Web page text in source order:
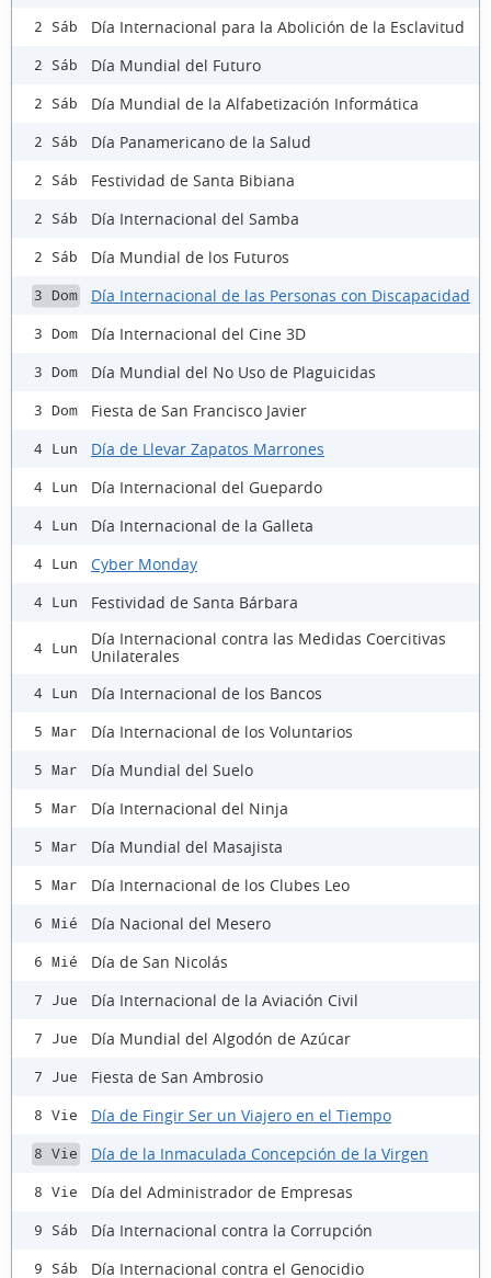
2 Sáb Día Internacional para la Abolición de la Esclavitud
2 Sáb Día Mundial del Futuro
2 Sáb Día Mundial de la Alfabetización Informática
2 Sáb Día Panamericano de la Salud
2 Sáb Festividad de Santa Bibiana
2 Sáb Día Internacional del Samba
2 Sáb Día Mundial de los Futuros
3 Dom Día Internacional de las Personas con Discapacidad
3 Dom Día Internacional del Cine 3D
3 Dom Día Mundial del No Uso de Plaguicidas
3 Dom Fiesta de San Francisco Javier
4 Lun Día de Llevar Zapatos Marrones
4 Lun Día Internacional del Guepardo
4 Lun Día Internacional de la Galleta
4 Lun Cyber Monday
4 Lun Festividad de Santa Bárbara
4 Lun
Día Internacional contra las Medidas Coercitivas
Unilaterales
4 Lun Día Internacional de los Bancos
5 Mar Día Internacional de los Voluntarios
5 Mar Día Mundial del Suelo
5 Mar Día Internacional del Ninja
5 Mar Día Mundial del Masajista
5 Mar Día Internacional de los Clubes Leo
6 Mié Día Nacional del Mesero
6 Mié Día de San Nicolás
7 Jue Día Internacional de la Aviación Civil
7 Jue Día Mundial del Algodón de Azúcar
7 Jue Fiesta de San Ambrosio
8 Vie Día de Fingir Ser un Viajero en el Tiempo
8 Vie Día de la Inmaculada Concepción de la Virgen
8 Vie Día del Administrador de Empresas
9 Sáb Día Internacional contra la Corrupción
9 Sáb Día Internacional contra el Genocidio